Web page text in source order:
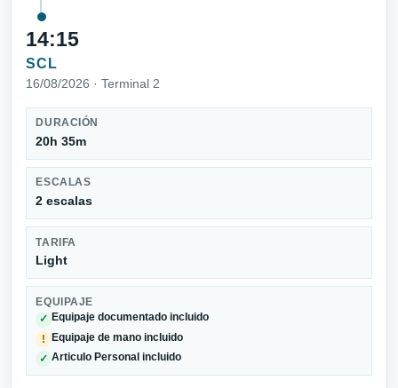
14:15
SCL
16/08/2026 · Terminal 2
DURACIÓN
20h 35m
ESCALAS
2 escalas
TARIFA
Light
EQUIPAJE
✓ Equipaje documentado incluido
! Equipaje de mano incluido
✓ Articulo Personal incluido